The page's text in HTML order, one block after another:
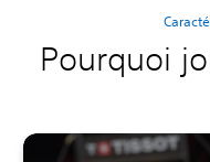
Pourquoi